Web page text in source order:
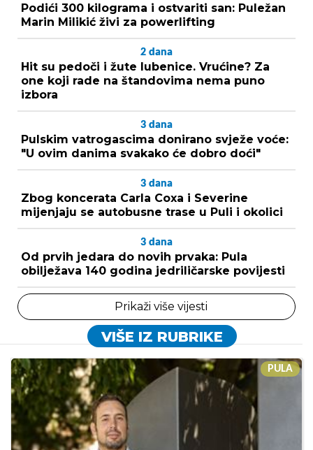
Podići 300 kilograma i ostvariti san: Puležan
Marin Milikić živi za powerlifting
2 dana
Hit su pedoči i žute lubenice. Vrućine? Za
one koji rade na štandovima nema puno
izbora
3 dana
Pulskim vatrogascima donirano svježe voće:
"U ovim danima svakako će dobro doći"
3 dana
Zbog koncerata Carla Coxa i Severine
mijenjaju se autobusne trase u Puli i okolici
3 dana
Od prvih jedara do novih prvaka: Pula
obilježava 140 godina jedriličarske povijesti
Prikaži više vijesti
VIŠE IZ RUBRIKE
PULA